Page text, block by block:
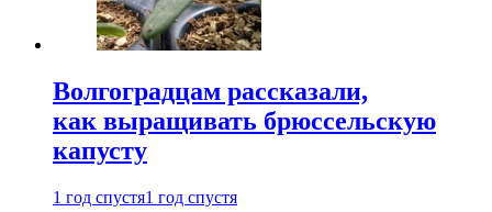
Волгоградцам рассказали,
как выращивать брюссельскую
капусту
1 год спустя1 год спустя